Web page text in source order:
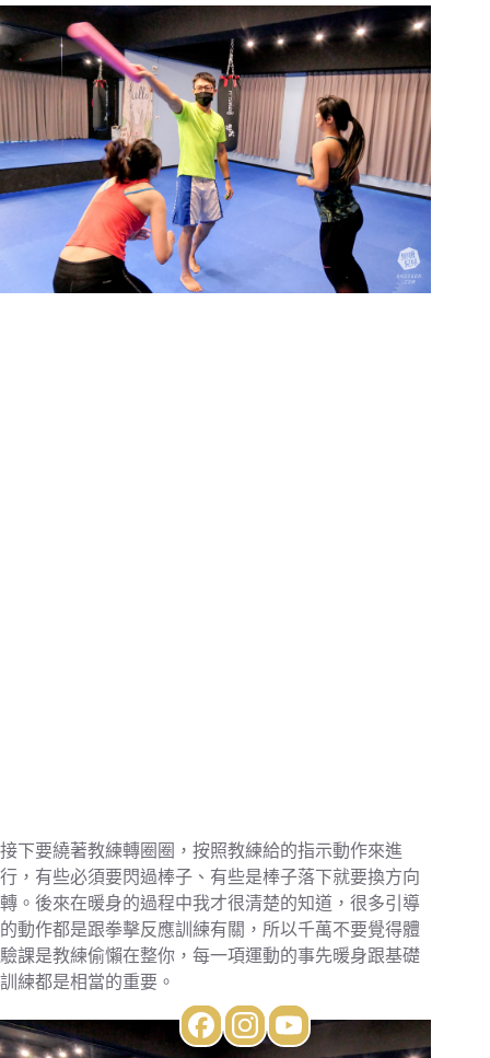
接下要繞著教練轉圈圈，按照教練給的指示動作來進
行，有些必須要閃過棒子、有些是棒子落下就要換方向
轉。後來在暖身的過程中我才很清楚的知道，很多引導
的動作都是跟拳擊反應訓練有關，所以千萬不要覺得體
驗課是教練偷懶在整你，每一項運動的事先暖身跟基礎
訓練都是相當的重要。